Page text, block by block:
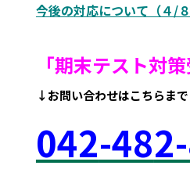
今後の対応について（４/
「期末テスト対
↓お問い合わせはこちらま
042-48